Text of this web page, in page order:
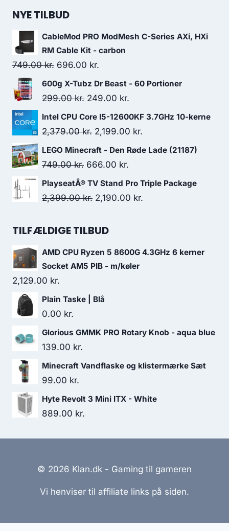
NYE TILBUD
CableMod PRO ModMesh C-Series AXi, HXi
RM Cable Kit - carbon
749.00kr. Original
price
was:
696.00 kr.
price
is:
600g X-Tubz Dr Beast - 60 Portioner
299.00kr. Original
price
was:
249.00 kr.
price
is:
249.00 kr..
Intel CPU Core I5-12600KF 3.7GHz 10-kerne
2,379.00kr. Original
price
was:
2,199.00 kr.
price
LEGO Minecraft - Den Røde Lade (21187)
749.00kr. Original
price
was:
666.00 kr.
price
is:
PlayseatÂ® TV Stand Pro Triple Package
2,399.00kr. Original
was:
2,190.00 kr.
TILFÆLDIGE TILBUD
AMD CPU Ryzen 5 8600G 4.3GHz 6 kerner
Socket AM5 PIB - m/køler
2,129.00 kr.
Plain Taske | Blå
0.00 kr.
Glorious GMMK PRO Rotary Knob - aqua blue
139.00 kr.
Minecraft Vandflaske og klistermærke Sæt
99.00 kr.
Hyte Revolt 3 Mini ITX - White
889.00 kr.
© 2026 Klan.dk - Gaming til gameren
Vi henviser til affiliate links på siden.